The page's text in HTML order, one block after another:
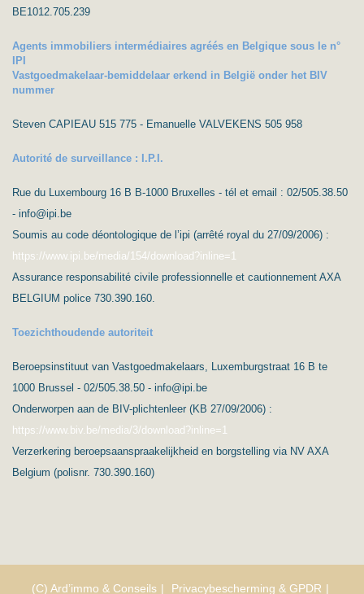
BE1012.705.239
Agents immobiliers intermédiaires agréés en Belgique sous le n°
IPI
Vastgoedmakelaar-bemiddelaar erkend in België onder het BIV
nummer
Steven CAPIEAU 515 775 - Emanuelle VALVEKENS 505 958
Autorité de surveillance : I.P.I.
Rue du Luxembourg 16 B B-1000 Bruxelles - tél et email : 02/505.38.50
- info@ipi.be
Soumis au code déontologique de l’ipi (arrêté royal du 27/09/2006) :
https://www.ipi.be/media/154/download?inline=1
Assurance responsabilité civile professionnelle et cautionnement AXA
BELGIUM police 730.390.160.
Toezichthoudende autoriteit
Beroepsinstituut van Vastgoedmakelaars, Luxemburgstraat 16 B te
1000 Brussel - 02/505.38.50 - info@ipi.be
Onderworpen aan de BIV-plichtenleer (KB 27/09/2006) :
https://www.biv.be/media/3/download?inline=1
Verzerkering beroepsaanspraakelijkheid en borgstelling via NV AXA
Belgium (polisnr. 730.390.160)
(C) Ard’immo & Conseils Privacybescherming & GPDR